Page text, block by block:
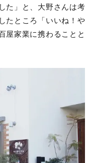
た」と、大野さんは考
たところ「いいね！や
屋家業に携わることと